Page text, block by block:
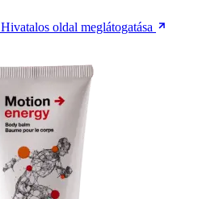
Hivatalos oldal meglátogatása